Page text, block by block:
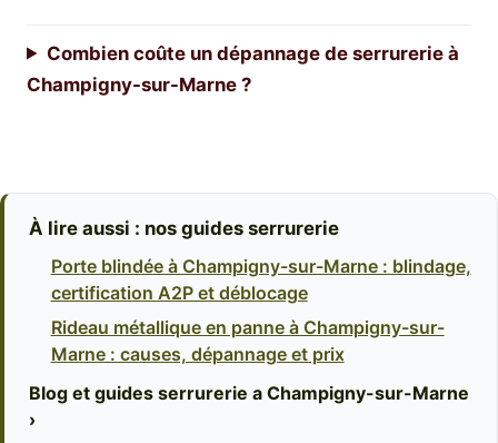
Combien coûte un dépannage de serrurerie à
Champigny-sur-Marne ?
À lire aussi : nos guides serrurerie
Porte blindée à Champigny-sur-Marne : blindage,
certification A2P et déblocage
Rideau métallique en panne à Champigny-sur-
Marne : causes, dépannage et prix
Blog et guides serrurerie a Champigny-sur-Marne
›